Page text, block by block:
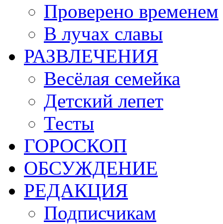
Проверено временем
В лучах славы
РАЗВЛЕЧЕНИЯ
Весёлая семейка
Детский лепет
Тесты
ГОРОСКОП
ОБСУЖДЕНИЕ
РЕДАКЦИЯ
Подписчикам